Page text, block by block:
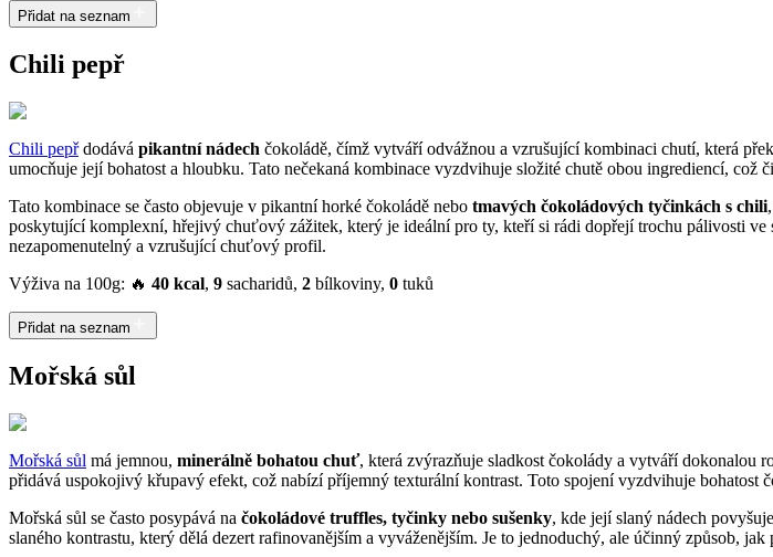
Přidat na seznam
Chili pepř
Chili pepřdodává pikantní nádech čokoládě, čímž vytváří odvážnou a vzrušující kombinaci chutí, která
umocňuje její bohatost a hloubku. Tato nečekaná kombinace vyzdvihuje složité chutě obou ingrediencí, což
Tato kombinace se často objevuje v pikantní horké čokoládě nebo tmavých čokoládových tyčinkách s chili
poskytující komplexní, hřejivý chuťový zážitek, který je ideální pro ty, kteří si rádi dopřejí trochu pálivosti ve
nezapomenutelný a vzrušující chuťový profil.
Výživa na 100g: 🔥 40 kcal, 9 sacharidů, 2 bílkoviny, 0 tuků
Přidat na seznam
Mořská sůl
Mořská sůl má jemnou, minerálně bohatou chuť, která zvýrazňuje sladkost čokolády a vytváří dokonalou
přidává uspokojivý křupavý efekt, což nabízí příjemný texturální kontrast. Toto spojení vyzdvihuje bohatost
Mořská sůl se často posypává na čokoládové truffles, tyčinky nebo sušenky, kde její slaný nádech
slaného kontrastu, který dělá dezert rafinovanějším a vyváženějším. Je to jednoduchý, ale účinný způsob,